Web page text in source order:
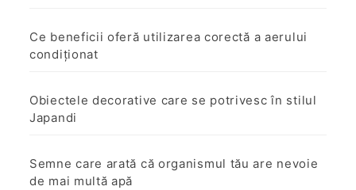
Ce beneficii oferă utilizarea corectă a aerului
condiționat
Obiectele decorative care se potrivesc în stilul
Japandi
Semne care arată că organismul tău are nevoie
de mai multă apă